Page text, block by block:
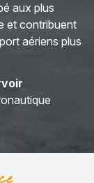
aux plus
et contribuent
aériens plus